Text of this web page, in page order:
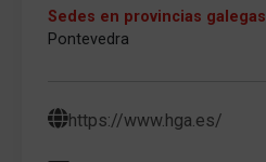
Sedes en provincias galegas
Pontevedra
https://www.hga.es/